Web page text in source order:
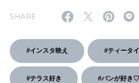
2026年2月号「良運を掴む 新
2025年12月号「お酒の新
SHARE
#インスタ映え #ティータ
#テラス好き #パンが好き♡